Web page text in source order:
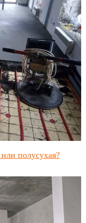
полусухая?